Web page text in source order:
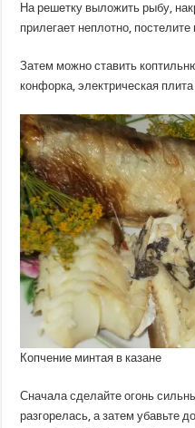
На решетку выложить рыбу,
прилегает неплотно,
Затем можно ставить
конфорка, электрическая
Копчение минтая в казане
Сначала сделайте огонь
разгорелась, а затем убавьте